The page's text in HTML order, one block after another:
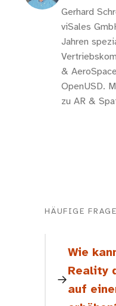
Gerhard
viSales
Jahren
&
OpenUSD.
zu AR &
HÄUFIGE
Wie
Reality
auf